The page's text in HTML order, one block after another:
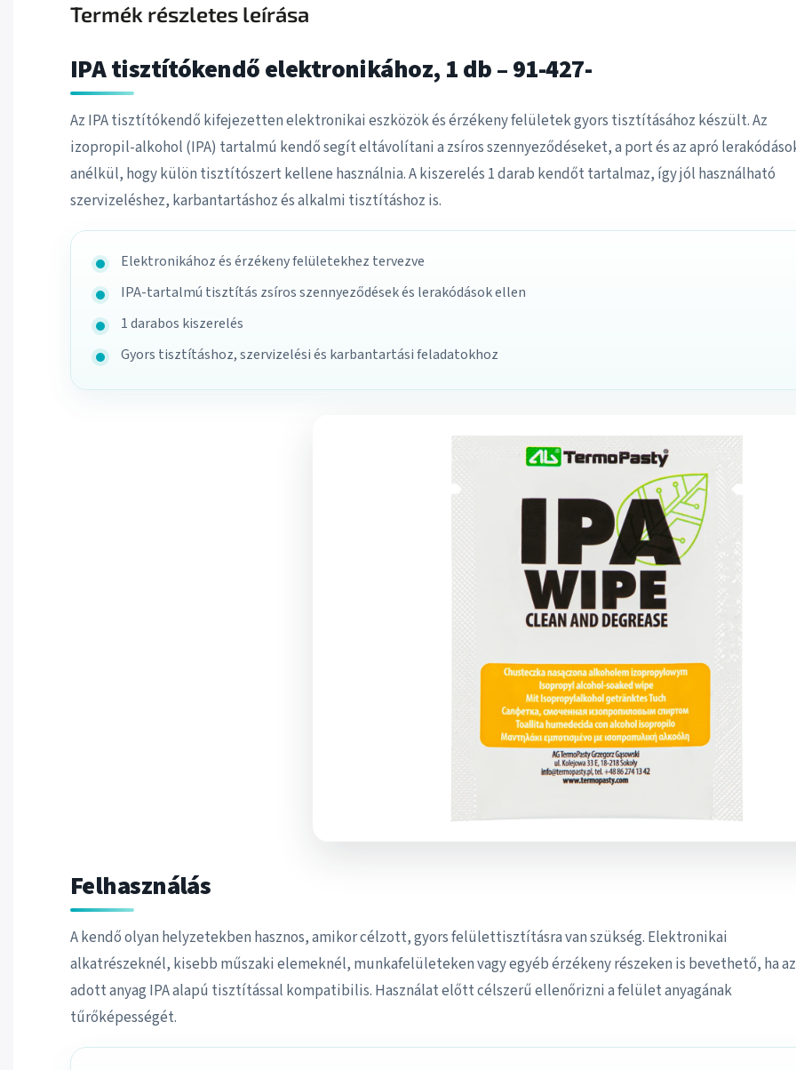
Termék részletes leírása
IPA tisztítókendő elektronikához, 1 db – 91-427-
Az IPA tisztítókendő kifejezetten elektronikai eszközök és érzékeny felületek gyors tisztításához készült. Az
izopropil-alkohol (IPA) tartalmú kendő segít eltávolítani a zsíros szennyeződéseket, a port és az apró
anélkül, hogy külön tisztítószert kellene használnia. A kiszerelés 1 darab kendőt tartalmaz, így jól használható
szervizeléshez, karbantartáshoz és alkalmi tisztításhoz is.
Elektronikához és érzékeny felületekhez tervezve
IPA-tartalmú tisztítás zsíros szennyeződések és lerakódások ellen
1 darabos kiszerelés
Gyors tisztításhoz, szervizelési és karbantartási feladatokhoz
Felhasználás
A kendő olyan helyzetekben hasznos, amikor célzott, gyors felülettisztításra van szükség. Elektronikai
alkatrészeknél, kisebb műszaki elemeknél, munkafelületeken vagy egyéb érzékeny részeken is bevethető, ha az
adott anyag IPA alapú tisztítással kompatibilis. Használat előtt célszerű ellenőrizni a felület anyagának
tűrőképességét.